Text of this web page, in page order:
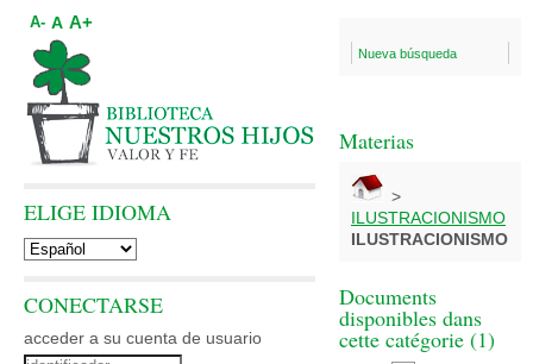
Nueva búsqueda
Materias
>
ILUSTRACIONISMO
ILUSTRACIONISMO
Documents
disponibles dans
cette catégorie (1)
A- A A+
ELIGE IDIOMA
CONECTARSE
acceder a su cuenta de usuario